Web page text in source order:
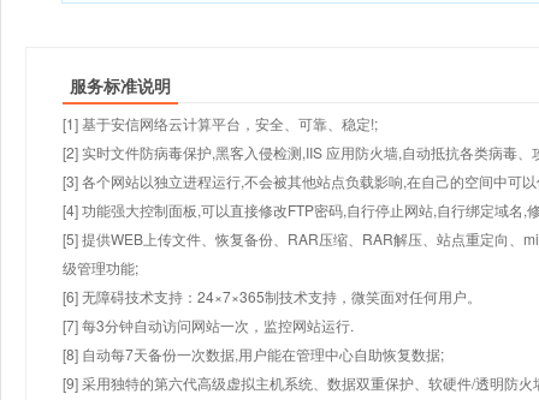
服务标准说明
[1] 基于安信网络云计算平台，安全、可靠、稳定!;
[2] 实时文件防病毒保护,黑客入侵检测,IIS 应用防火墙,自动抵抗各类病毒、
[3] 各个网站以独立进程运行,不会被其他站点负载影响,在自己的空间中可
[4] 功能强大控制面板,可以直接修改FTP密码,自行停止网站,自行绑定域名,
[5] 提供WEB上传文件、恢复备份、RAR压缩、RAR解压、站点重定向、
级管理功能;
[6] 无障碍技术支持：24×7×365制技术支持，微笑面对任何用户。
[7] 每3分钟自动访问网站一次，监控网站运行.
[8] 自动每7天备份一次数据,用户能在管理中心自助恢复数据;
[9] 采用独特的第六代高级虚拟主机系统、数据双重保护、软硬件/透明防火